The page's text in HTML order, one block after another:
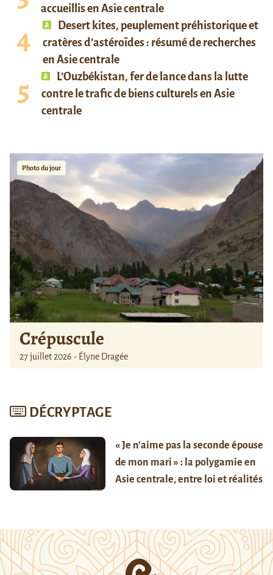
accueillis en Asie centrale
Desert kites, peuplement préhistorique et
cratères d’astéroïdes : résumé de recherches
en Asie centrale
L’Ouzbékistan, fer de lance dans la lutte
contre le trafic de biens culturels en Asie
centrale
Photo du jour
Crépuscule
27 juillet 2026 - Élyne Dragée
DÉCRYPTAGE
« Je n’aime pas la seconde épouse
de mon mari » : la polygamie en
Asie centrale, entre loi et réalités